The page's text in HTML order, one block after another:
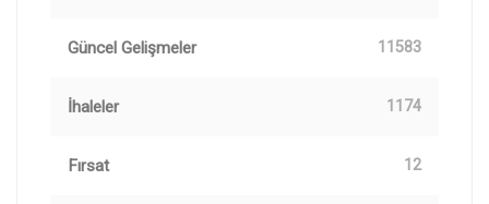
Güncel Gelişmeler 11583
İhaleler 1174
Fırsat 12